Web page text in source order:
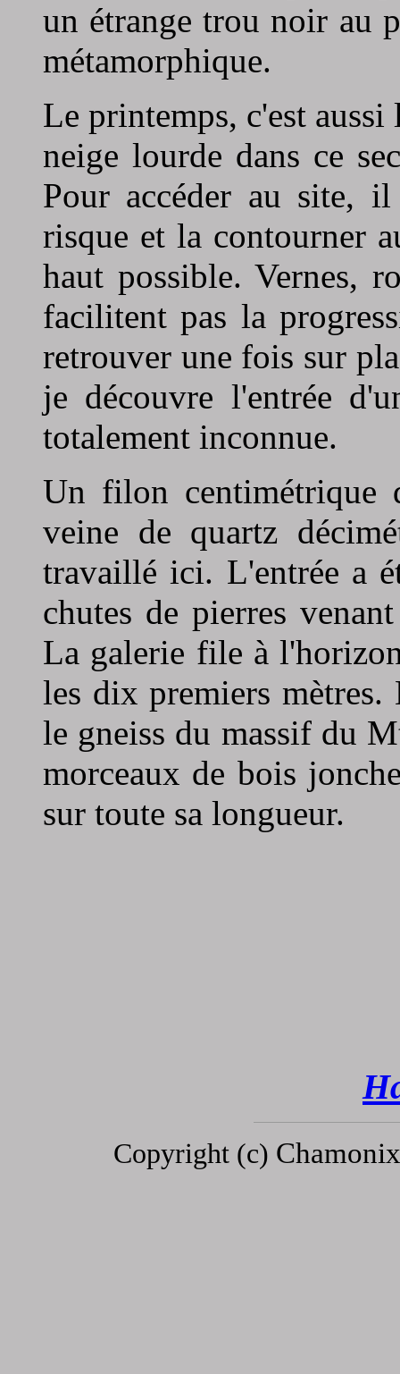
un étrange trou noir au
métamorphique.
Le printemps, c'est aussi
neige lourde dans ce
Pour accéder au site,
risque et la contourner
haut possible. Vernes,
facilitent pas la
retrouver une fois sur
je découvre l'entrée
totalement inconnue.
Un filon centimétrique
veine de quartz
travaillé ici. L'entrée a
chutes de pierres
La galerie file à
les dix premiers
le gneiss du massif du
morceaux de bois
sur toute sa longueur.
Copyright (c)